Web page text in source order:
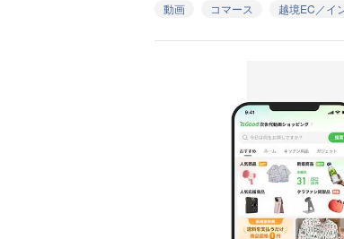
動画 コマース 越境EC／イ